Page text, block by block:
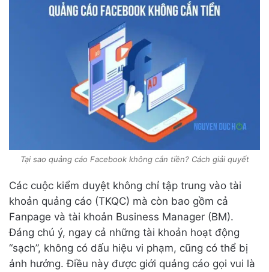
Tại sao quảng cáo Facebook không cắn tiền? Cách giải quyết
Các cuộc kiểm duyệt không chỉ tập trung vào tài
khoản quảng cáo (TKQC) mà còn bao gồm cả
Fanpage và tài khoản Business Manager (BM).
Đáng chú ý, ngay cả những tài khoản hoạt động
“sạch”, không có dấu hiệu vi phạm, cũng có thể bị
ảnh hưởng. Điều này được giới quảng cáo gọi vui là